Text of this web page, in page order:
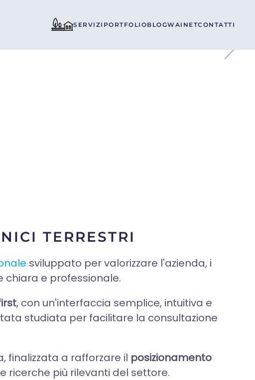
SERVIZI PORTFOLIOBLOGWAINETCONTATTI
TERRESTRI
sviluppato per valorizzare l'azienda, i
chiara e professionale.
, con un'interfaccia semplice, intuitiva e
studiata per facilitare la consultazione
finalizzata a rafforzare il posizionamento
ricerche più rilevanti del settore.